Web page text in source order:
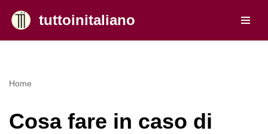
Skip
tuttoinitaliano
Home
Cosa fare in caso di